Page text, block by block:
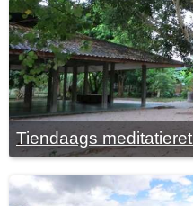
Tiendaags